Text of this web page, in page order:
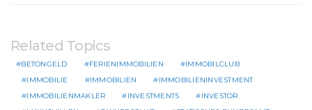
Related Topics
BETONGELD FERIENIMMOBILIEN
IMMOBILCLUB
IMMOBILIE
IMMOBILIEN
IMMOBILIENINVESTMENT
IMMOBILIENMAKLER
INVESTMENTS
INVESTOR